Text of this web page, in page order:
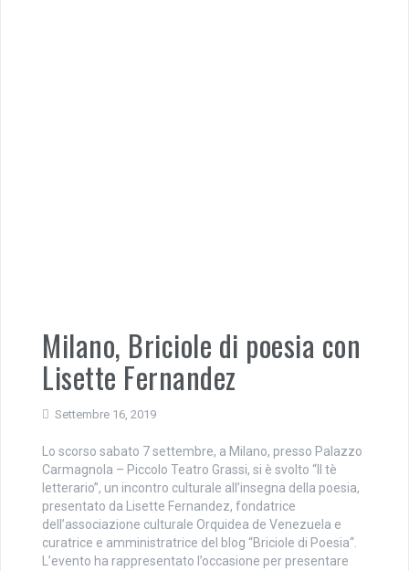
Milano, Briciole di poesia con
Lisette Fernandez
Settembre 16, 2019
Lo scorso sabato 7 settembre, a Milano, presso Palazzo
Carmagnola – Piccolo Teatro Grassi, si è svolto “Il tè
letterario”, un incontro culturale all’insegna della poesia,
presentato da Lisette Fernandez, fondatrice
dell’associazione culturale Orquidea de Venezuela e
curatrice e amministratrice del blog “Briciole di Poesia“.
L’evento ha rappresentato l’occasione per presentare